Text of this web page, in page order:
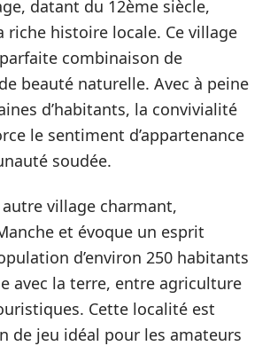
datant du 12ème siècle,
riche histoire locale. Ce village
combinaison de
beauté naturelle. Avec à peine
d’habitants, la convivialité
le sentiment d’appartenance
soudée.
village charmant,
et évoque un esprit
d’environ 250 habitants
avec la terre, entre agriculture
Cette localité est
de jeu idéal pour les amateurs